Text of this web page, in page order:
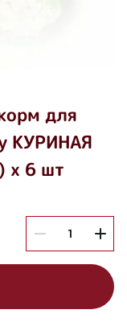
для
КУРИНАЯ
х 6 шт